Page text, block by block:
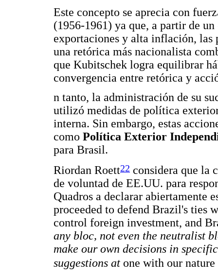
Este concepto se aprecia con
(1956-1961) ya que, a partir de
exportaciones y alta inflación, las
una retórica más nacionalista
que Kubitschek logra equilibrar
convergencia entre retórica y
n tanto, la administración de su
utilizó medidas de política
interna. Sin embargo, estas
como Política Exterior
para Brasil.
Riordan Roett22 considera que la
de voluntad de EE.UU. para
Quadros a declarar abiertamente
proceeded to defend Brazil's ties
control foreign investment, and
any bloc, not even the neutralist
make our own decisions in
suggestions at one with our